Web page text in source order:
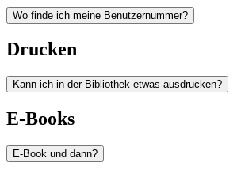
Wo finde ich meine Benutzernummer?
Drucken
Kann ich in der Bibliothek etwas ausdrucken?
E-Books
E-Book und dann?